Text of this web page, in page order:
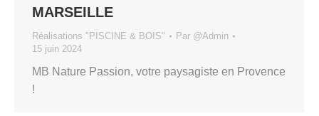
MARSEILLE
Réalisations "PISCINE & BOIS" Par @Admin
15 juin 2024
MB Nature Passion, votre paysagiste en Provence
!